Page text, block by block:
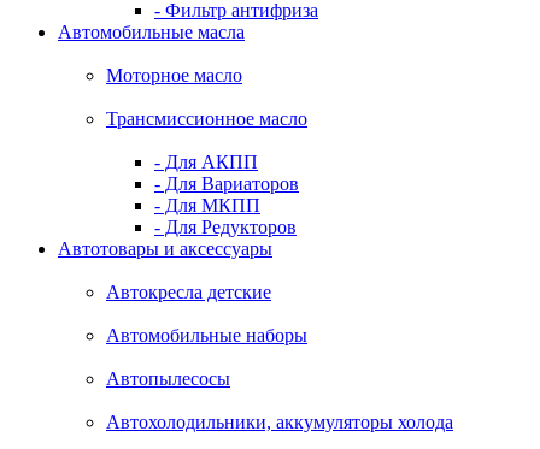
- Фильтр антифриза
Автомобильные масла
Моторное масло
Трансмиссионное масло
- Для АКПП
- Для Вариаторов
- Для МКПП
- Для Редукторов
Автотовары и аксессуары
Автокресла детские
Автомобильные наборы
Автопылесосы
Автохолодильники, аккумуляторы холода